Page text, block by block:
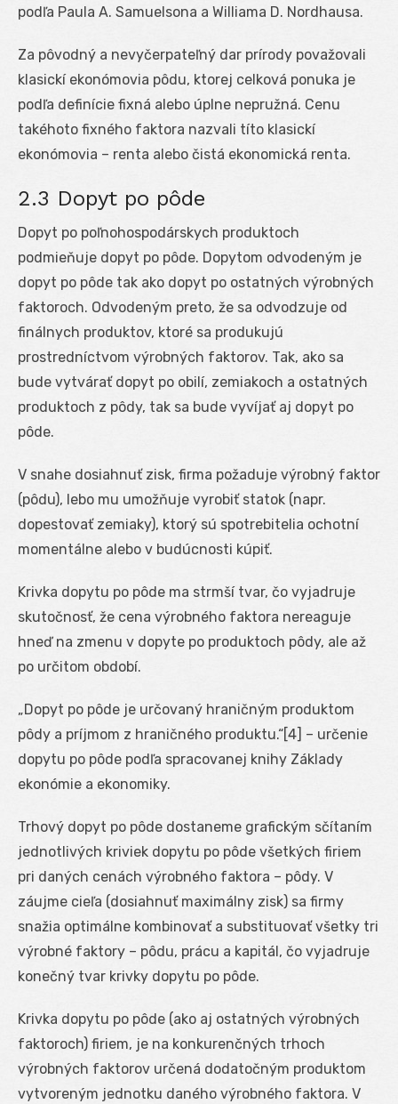
podľa Paula A. Samuelsona a Williama D. Nordhausa.
Za pôvodný a nevyčerpateľný dar prírody považovali
klasickí ekonómovia pôdu, ktorej celková ponuka je
podľa definície fixná alebo úplne nepružná. Cenu
takéhoto fixného faktora nazvali títo klasickí
ekonómovia – renta alebo čistá ekonomická renta.
2.3 Dopyt po pôde
Dopyt po poľnohospodárskych produktoch
podmieňuje dopyt po pôde. Dopytom odvodeným je
dopyt po pôde tak ako dopyt po ostatných výrobných
faktoroch. Odvodeným preto, že sa odvodzuje od
finálnych produktov, ktoré sa produkujú
prostredníctvom výrobných faktorov. Tak, ako sa
bude vytvárať dopyt po obilí, zemiakoch a ostatných
produktoch z pôdy, tak sa bude vyvíjať aj dopyt po
pôde.
V snahe dosiahnuť zisk, firma požaduje výrobný faktor
(pôdu), lebo mu umožňuje vyrobiť statok (napr.
dopestovať zemiaky), ktorý sú spotrebitelia ochotní
momentálne alebo v budúcnosti kúpiť.
Krivka dopytu po pôde ma strmší tvar, čo vyjadruje
skutočnosť, že cena výrobného faktora nereaguje
hneď na zmenu v dopyte po produktoch pôdy, ale až
po určitom období.
„Dopyt po pôde je určovaný hraničným produktom
pôdy a príjmom z hraničného produktu.“[4] – určenie
dopytu po pôde podľa spracovanej knihy Základy
ekonómie a ekonomiky.
Trhový dopyt po pôde dostaneme grafickým sčítaním
jednotlivých kriviek dopytu po pôde všetkých firiem
pri daných cenách výrobného faktora – pôdy. V
záujme cieľa (dosiahnuť maximálny zisk) sa firmy
snažia optimálne kombinovať a substituovať všetky tri
výrobné faktory – pôdu, prácu a kapitál, čo vyjadruje
konečný tvar krivky dopytu po pôde.
Krivka dopytu po pôde (ako aj ostatných výrobných
faktoroch) firiem, je na konkurenčných trhoch
výrobných faktorov určená dodatočným produktom
vytvoreným jednotku daného výrobného faktora. V